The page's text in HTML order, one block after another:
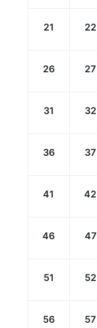
21 22
26 27
31 32
36 37
41 42
46 47
51 52
56 57